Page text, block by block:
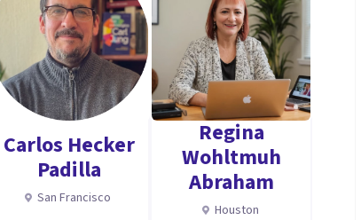
Carlos Hecker
Padilla
San Francisco
Regina
Wohltmuh
Abraham
Houston